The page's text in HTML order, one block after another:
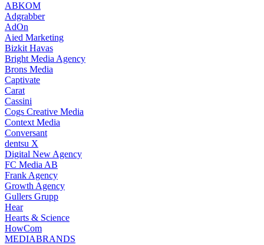
ABKOM
Adgrabber
AdOn
Aied Marketing
Bizkit Havas
Bright Media Agency
Brons Media
Captivate
Carat
Cassini
Cogs Creative Media
Context Media
Conversant
dentsu X
Digital New Agency
FC Media AB
Frank Agency
Growth Agency
Gullers Grupp
Hear
Hearts & Science
HowCom
MEDIABRANDS